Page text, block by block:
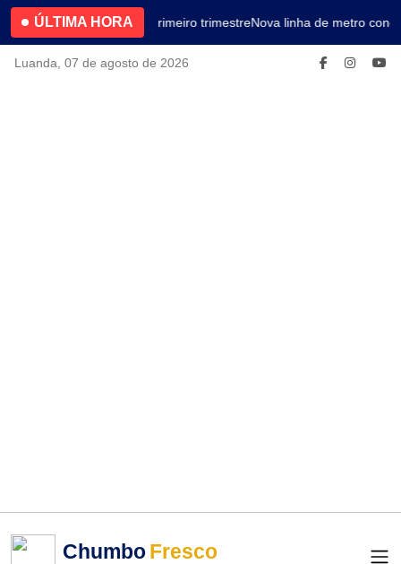
ÚLTIMA HORA4.2% no primeiro trimestreNova linha de metro
Luanda, 07 de agosto de 2026
ChumboFresco